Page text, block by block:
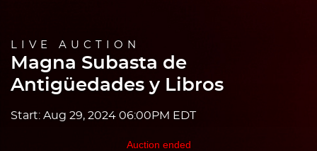
LIVE AUCTION
Magna Subasta de
Antigüedades y Libros
Start: Aug 29, 2024 06:00PM EDT
Auction ended